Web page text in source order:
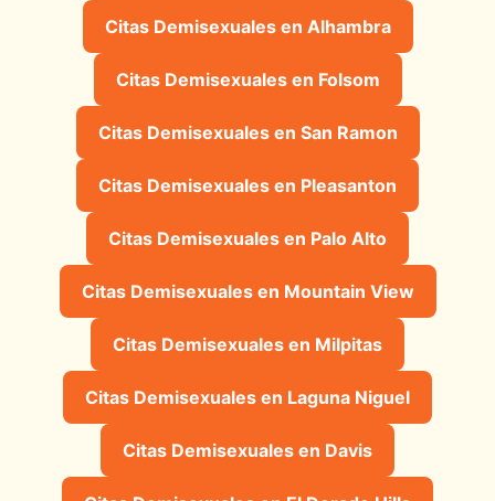
Citas Demisexuales en Alhambra
Citas Demisexuales en Folsom
Citas Demisexuales en San Ramon
Citas Demisexuales en Pleasanton
Citas Demisexuales en Palo Alto
Citas Demisexuales en Mountain View
Citas Demisexuales en Milpitas
Citas Demisexuales en Laguna Niguel
Citas Demisexuales en Davis